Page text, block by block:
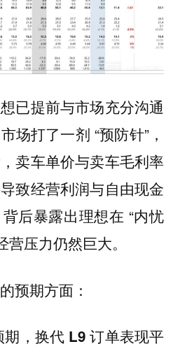
已提前与市场充分沟通
场打了一剂 “预防针”，
卖车单价与卖车毛利率
致经营利润与自由现金
后暴露出理想在 “内忧
压力仍然巨大。
预期方面：
，换代 L9 订单表现平